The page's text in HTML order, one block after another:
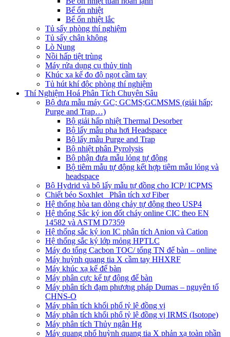
Bể ổn nhiệt
Bể ổn nhiệt lắc
Tủ sấy phòng thí nghiệm
Tủ sấy chân không
Lò Nung
Nồi hấp tiệt trùng
Máy rửa dụng cụ thủy tinh
Khúc xạ kế đo độ ngọt cầm tay
Tủ hút khí độc phòng thí nghiệm
Thí Nghiệm Hoá Phân Tích Chuyên Sâu
Bộ đưa mẫu máy GC; GCMS;GCMSMS (giải hấp;
Purge and Trap…)
Bộ giải hấp nhiệt Thermal Desorber
Bộ lấy mẫu pha hơi Headspace
Bộ lấy mẫu Purge and Trap
Bộ nhiệt phân Pyrolysis
Bộ phận đưa mẫu lỏng tự động
Bộ tiêm mẫu tự động kết hợp tiêm mẫu lỏng và
headspace
Bộ Hydrid và bộ lấy mẫu tự đồng cho ICP/ ICPMS
Chiết béo Soxhlet_ Phân tích xơ Fiber
Hệ thống hòa tan dòng chảy tự động theo USP4
Hệ thống Sắc ký ion đốt cháy online CIC theo EN
14582 và ASTM D7359
Hệ thống sắc ký ion IC phân tích Anion và Cation
Hệ thống sắc ký lớp mỏng HPTLC
Máy đo tổng Cacbon TOC/ tổng TN để bàn – online
Máy huỳnh quang tia X cầm tay HHXRF
Máy khúc xạ kế để bàn
Máy phân cực kế tự động để bàn
Máy phân tích đạm phương pháp Dumas – nguyên tố
CHNS-O
Máy phân tích khối phổ tỷ lệ đồng vị
Máy phân tích khối phổ tỷ lệ đồng vị IRMS (Isotope)
Máy phân tích Thủy ngân Hg
Máy quang phổ huỳnh quang tia X phản xạ toàn phần